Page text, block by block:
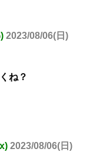
2023/08/06(日)
ね？
2023/08/06(日)